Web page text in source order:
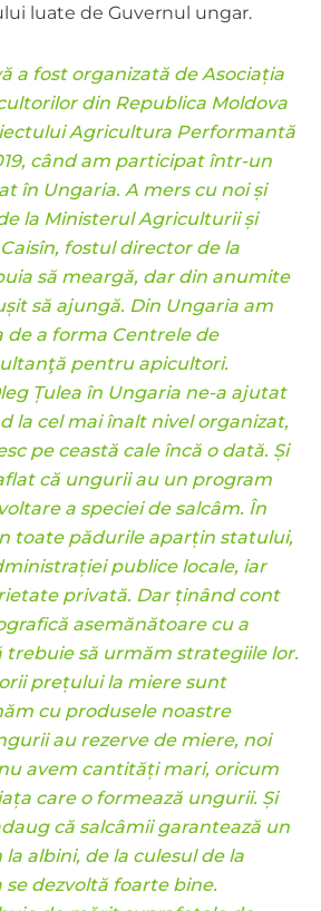
luate de Guvernul ungar.
a fost organizată de Asociația
din Republica Moldova
Agricultura Performantă
când am participat într-un
în Ungaria. A mers cu noi și
la Ministerul Agriculturii și
fostul director de la
să meargă, dar din anumite
să ajungă. Din Ungaria am
de a forma Centrele de
pentru apicultori.
Țulea în Ungaria ne-a ajutat
la cel mai înalt nivel organizat,
pe ceastă cale încă o dată. Și
că ungurii au un program
a speciei de salcâm. În
toate pădurile aparțin statului,
publice locale, iar
privată. Dar ținând cont
asemănătoare cu a
trebuie să urmăm strategiile lor.
prețului la miere sunt
cu produsele noastre
au rezerve de miere, noi
avem cantități mari, oricum
care o formează ungurii. Și
că salcâmii garantează un
albini, de la culesul de la
se dezvoltă foarte bine.